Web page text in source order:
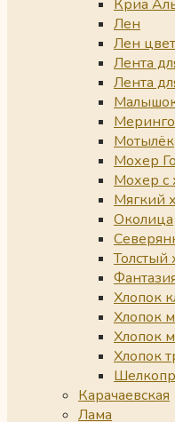
Криа
Лен
Лен
Лента
Лента
Мотылёк
Мохер
Мохер с
Мягкий
Околица
Толстый
Хлопок
Хлопок
Хлопок
Хлопок
Карачаевская
Лама